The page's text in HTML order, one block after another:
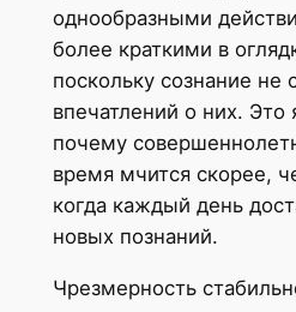
однообразными
более краткими в
поскольку сознание не
впечатлений о них. Это
почему
время мчится скорее,
когда каждый день
новых познаний.
Чрезмерность